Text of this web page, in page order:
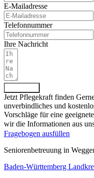
E-Mailadresse
Telefonnummer
Ihre Nachricht
Jetzt Pflegekraft finden
unverbindliches und
Vorschläge für eine
wir die Informationen aus
Fragebogen ausfüllen
Senioren­betreuung in
Baden-Württemberg